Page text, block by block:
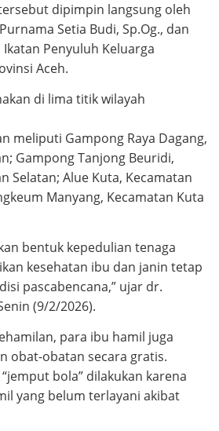
dipimpin langsung oleh
Setia Budi, Sp.Og., dan
Penyuluh Keluarga
Aceh.
di lima titik wilayah
meliputi Gampong Raya Dagang,
Gampong Tanjong Beuridi,
Selatan; Alue Kuta, Kecamatan
Manyang, Kecamatan Kuta
bentuk kepedulian tenaga
kesehatan ibu dan janin tetap
pascabencana,” ujar dr.
(9/2/2026).
para ibu hamil juga
obat-obatan secara gratis.
bola” dilakukan karena
yang belum terlayani akibat